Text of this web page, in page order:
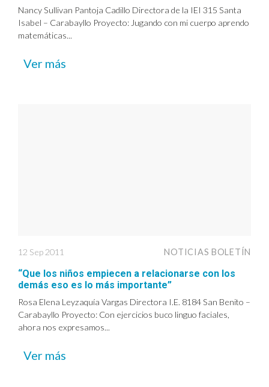
Nancy Sullivan Pantoja Cadillo Directora de la IEI 315 Santa
Isabel – Carabayllo Proyecto: Jugando con mi cuerpo aprendo
matemáticas...
Ver más
12 Sep 2011 NOTICIAS BOLETÍN
“Que los niños empiecen a relacionarse con los
demás eso es lo más importante”
Rosa Elena Leyzaquía Vargas Directora I.E. 8184 San Benito –
Carabayllo Proyecto: Con ejercicios buco linguo faciales,
ahora nos expresamos...
Ver más